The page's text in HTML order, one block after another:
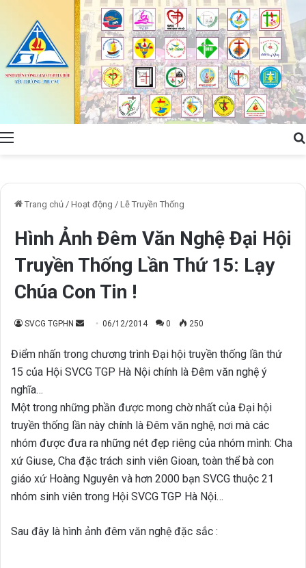
Menu
Trang chủ / Hoạt động / Lễ Truyền Thống
Hình Ảnh Đêm Văn Nghệ Đại Hội
Truyền Thống Lần Thứ 15: Lạy
Chúa Con Tin !
SVCG TGPHN
Send
email
06/12/2014 0 250
Điểm nhấn trong chương trình Đại hội truyền thống lần thứ
15 của Hội SVCG TGP Hà Nội chính là Đêm văn nghệ ý
nghĩa…
Một trong những phần được mong chờ nhất của Đại hội
truyền thống lần này chính là Đêm văn nghệ, nơi mà các
nhóm được đưa ra những nét đẹp riêng của nhóm mình: Cha
xứ Giuse, Cha đặc trách sinh viên Gioan, toàn thể bà con
giáo xứ Hoàng Nguyên và hơn 2000 bạn SVCG thuộc 21
nhóm sinh viên trong Hội SVCG TGP Hà Nội…
Sau đây là hình ảnh đêm văn nghệ đặc sắc :